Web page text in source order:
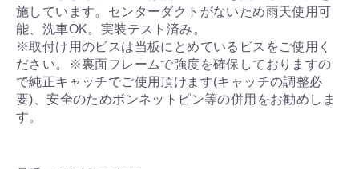
施しています。センターダクトがないため雨天使用可
能、洗車OK。実装テスト済み。
※取付け用のビスは当板にとめているビスをご使用く
ださい。※裏面フレームで強度を確保しておりますの
で純正キャッチでご使用頂けます(キャッチの調整必
要)、安全のためボンネットピン等の併用をお勧めしま
す。